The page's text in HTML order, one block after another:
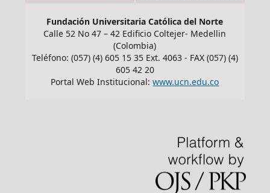
Fundación Universitaria Católica del Norte
Calle 52 No 47 – 42 Edificio Coltejer- Medellin
(Colombia)
Teléfono: (057) (4) 605 15 35 Ext. 4063 - FAX (057) (4)
605 42 20
Portal Web Institucional:www.ucn.edu.co